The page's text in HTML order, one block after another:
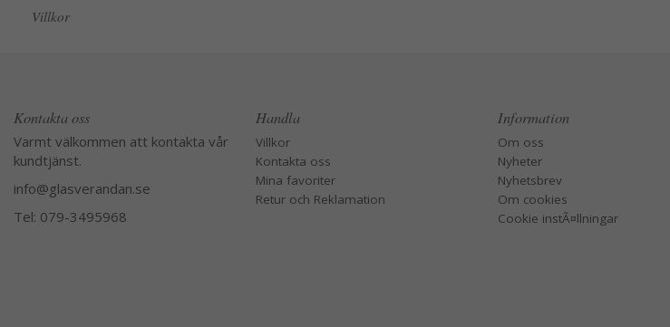
Villkor
Kontakta oss
Varmt välkommen att kontakta vår
kundtjänst.
info@glasverandan.se
Tel: 079-3495968
Handla
Villkor
Kontakta oss
Mina favoriter
Retur och Reklamation
Information
Om oss
Nyheter
Nyhetsbrev
Om cookies
Cookie instÃ¤llningar